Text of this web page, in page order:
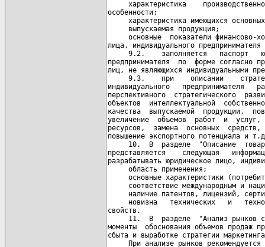
характеристика
особенности;
характеристика имеющихся
     выпускаемая продукция;
основные  показатели финансово-
лица, индивидуального
9.2.    заполняется   паспорт
предпринимателя  по  форме согласно
лиц, не являющихся индивидуальными
9.3.    при    описании
индивидуального   предпринимателя
перспективного  стратегического
объектов  интеллектуальной
качества  выпускаемой  продукции,
увеличение  объемов  работ  и
ресурсов,  замена  основных  средств,
повышение экспортного потенциала и
10.  В  разделе  "Описание
представляется    следующая
разрабатывать юридическое лицо,
     область применения;
основные характеристики
соответствие международным и
наличие патентов, лицензий,
новизна   технических   и
свойств.
11.  В  разделе  "Анализ рынков
моменты  обоснования объемов продаж
сбыта и выработке стратегии
При анализе рынков рекомендуется